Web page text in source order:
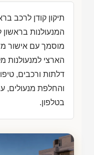
תיקון קודן לרכב
המנעולנות בראשון
מוסמך עם אישור
הארצי למנעולנות
דלתות ורכבים,
והחלפת
בטלפון.